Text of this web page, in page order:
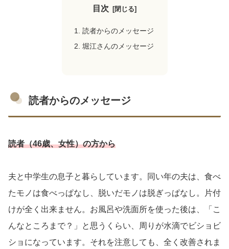
目次
読者からのメッセージ
堀江さんのメッセージ
読者からのメッセージ
読者（46歳、女性）の方から
夫と中学生の息子と暮らしています。同い年の夫は、食べ
たモノは食べっぱなし、脱いだモノは脱ぎっぱなし。片付
けが全く出来ません。お風呂や洗面所を使った後は、「こ
んなところまで？」と思うくらい、周りが水滴でビショビ
ショになっています。それを注意しても、全く改善されま
中部電力